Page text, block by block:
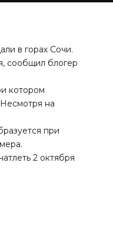
в горах Сочи.
сообщил блогер
котором
на
при
2 октября